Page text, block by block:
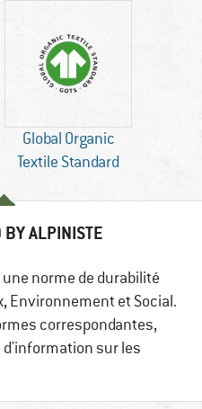
Global Organic
Textile Standard
BY ALPINISTE
norme de durabilité
Environnement et Social.
correspondantes,
sur les